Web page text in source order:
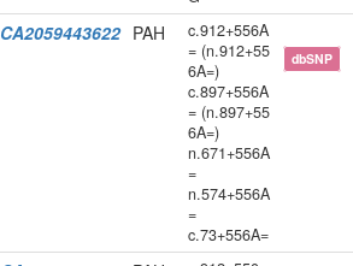
CA2059443622 PAH
c.912+556A
= (n.912+55
6A=)
c.897+556A
= (n.897+55
6A=)
n.671+556A
=
n.574+556A
=
c.73+556A=
dbSNP